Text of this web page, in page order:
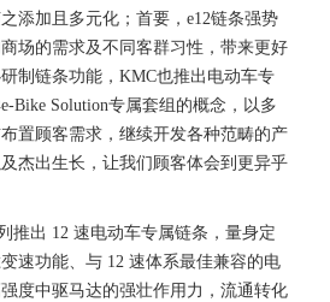
添加且多元化；首要，e12链条强势
场的需求及不同客群习性，带来更好
制链条功能，KMC也推出电动车专
Bike Solution专属套组的概念，以多
置顾客需求，继续开发各种范畴的产
杰出生长，让我们顾客体会到更异乎
出 12 速电动车专属链条，量身定
速功能、与 12 速体系最佳兼容的电
度中驱马达的强壮作用力，流通转化